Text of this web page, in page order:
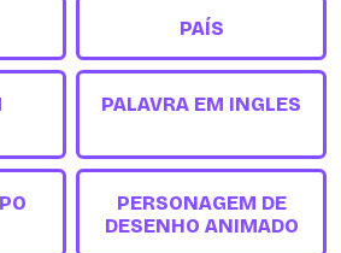
PAÍS
PALAVRA EM INGLES
PERSONAGEM DE
DESENHO ANIMADO